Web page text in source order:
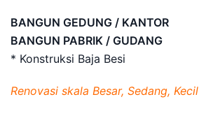
BANGUN GEDUNG / KANTOR
BANGUN PABRIK / GUDANG
* Konstruksi Baja Besi
Renovasi skala Besar, Sedang, Kecil